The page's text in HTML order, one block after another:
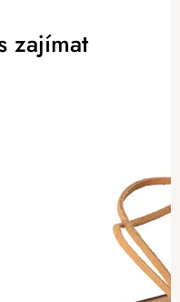
zajímat